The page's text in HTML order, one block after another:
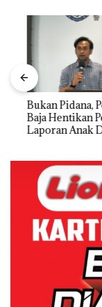
Bukan Pidana,
Baja Hentikan
Laporan Anak